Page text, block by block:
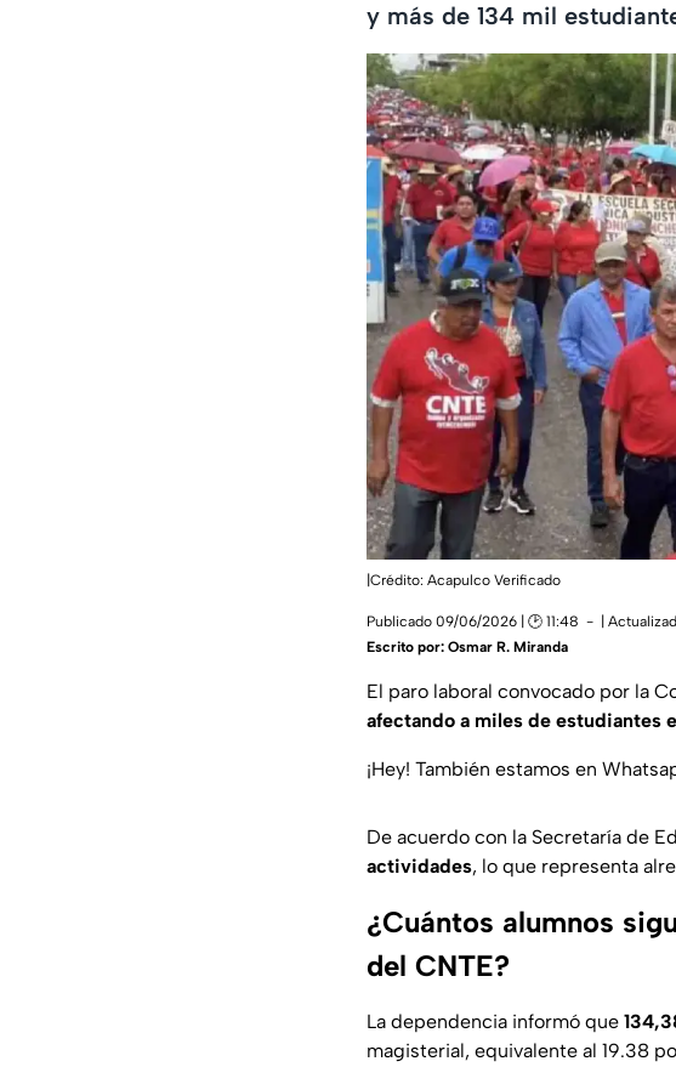
y más de 134 mil
|Crédito: Acapulco Verificado
Publicado 09/06/2026 | 🕑 11:48 |
Escrito por: Osmar R. Miranda
El paro laboral convocado por la
afectando a miles de estudiantes
¡Hey! También estamos en
De acuerdo con la Secretaría de
actividades, lo que representa
¿Cuántos alumnos
del CNTE?
La dependencia informó que
magisterial, equivalente al 19.38